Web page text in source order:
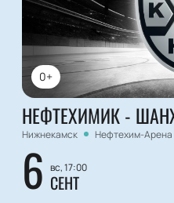
0+
НЕФТЕХИМИК -
Нижнекамск Нефтехим-Арена
6 вс, 17:00
СЕНТ